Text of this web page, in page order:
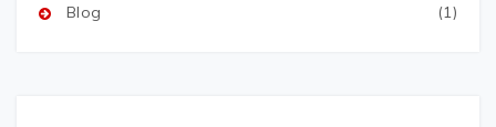
Blog (1)